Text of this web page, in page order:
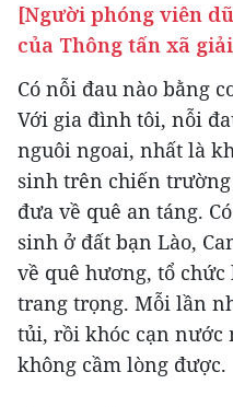
[Người phóng viên
của Thông tấn xã
Có nỗi đau nào bằng
Với gia đình tôi, nỗi
nguôi ngoai, nhất là
sinh trên chiến
đưa về quê an táng.
sinh ở đất bạn Lào,
về quê hương, tổ
trang trọng. Mỗi lần
tủi, rồi khóc cạn nước
không cầm lòng được.